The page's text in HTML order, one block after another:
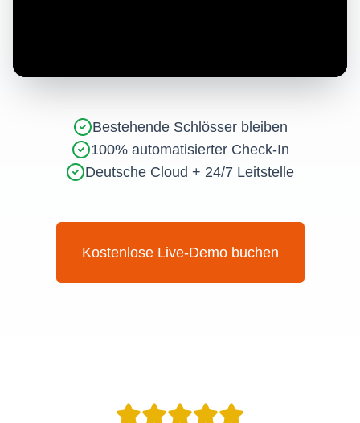
Bestehende Schlösser bleiben
100% automatisierter Check-In
Deutsche Cloud + 24/7 Leitstelle
Kostenlose Live-Demo buchen